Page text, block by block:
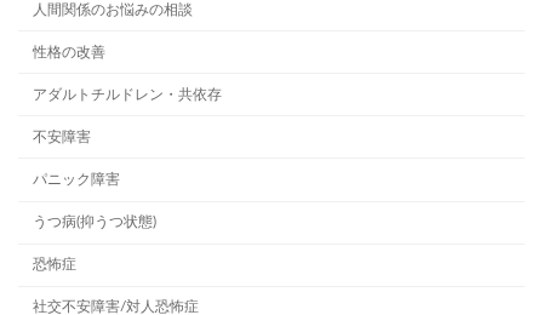
人間関係のお悩みの相談
性格の改善
アダルトチルドレン・共依存
不安障害
パニック障害
うつ病(抑うつ状態)
恐怖症
社交不安障害/対人恐怖症